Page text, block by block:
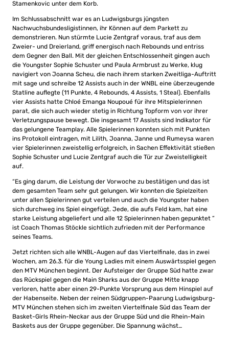
Stamenkovic unter dem Korb.
Im Schlussabschnitt war es an Ludwigsburgs jüngsten
Nachwuchsbundesligistinnen, ihr Können auf dem Parkett zu
demonstrieren. Nun stürmte Lucie Zentgraf voraus, traf aus dem
Zweier- und Dreierland, griff energisch nach Rebounds und entriss
dem Gegner den Ball. Mit der gleichen Entschlossenheit gingen auch
die Youngster Sophie Schuster und Paula Armbrust zu Werke, klug
navigiert von Joanna Scheu, die nach ihrem starken Zweitliga-Auftritt
mit sage und schreibe 12 Assists auch in der WNBL eine überzeugende
Statline auflegte (11 Punkte, 4 Rebounds, 4 Assists, 1 Steal). Ebenfalls
vier Assists hatte Chloé Emanga Noupoué für ihre Mitspielerinnen
parat, die sich auch wieder stetig in Richtung Topform von vor ihrer
Verletzungspause bewegt. Die insgesamt 17 Assists sind Indikator für
das gelungene Teamplay. Alle Spielerinnen konnten sich mit Punkten
ins Protokoll eintragen, mit Lilith, Joanna, Janne und Rumeysa waren
vier Spielerinnen zweistellig erfolgreich, in Sachen Effektivität stießen
Sophie Schuster und Lucie Zentgraf auch die Tür zur Zweistelligkeit
auf.
“Es ging darum, die Leistung der Vorwoche zu bestätigen und das ist
dem gesamten Team sehr gut gelungen. Wir konnten die Spielzeiten
unter allen Spielerinnen gut verteilen und auch die Youngster haben
sich durchweg ins Spiel eingefügt. Jede, die aufs Feld kam, hat eine
starke Leistung abgeliefert und alle 12 Spielerinnen haben gepunktet ”
ist Coach Thomas Stöckle sichtlich zufrieden mit der Performance
seines Teams.
Jetzt richten sich alle WNBL-Augen auf das Viertelfinale, das in zwei
Wochen, am 26.3. für die Young Ladies mit einem Auswärtsspiel gegen
den MTV München beginnt. Der Aufsteiger der Gruppe Süd hatte zwar
das Rückspiel gegen die Main Sharks aus der Gruppe Mitte knapp
verloren, hatte aber einen 29-Punkte Vorsprung aus dem Hinspiel auf
der Habenseite. Neben der reinen Südgruppen-Paarung Ludwigsburg-
MTV München stehen sich im zweiten Viertelfinale Süd das Team der
Basket-Girls Rhein-Neckar aus der Gruppe Süd und die Rhein-Main
Baskets aus der Gruppe gegenüber. Die Spannung wächst…